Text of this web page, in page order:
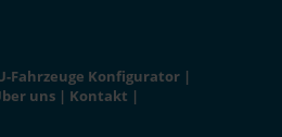
Fahrzeuge Konfigurator |
uns | Kontakt |